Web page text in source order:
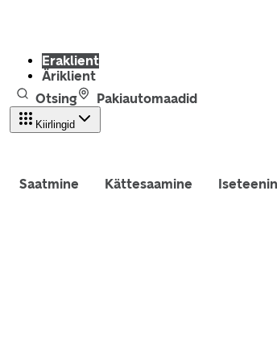
Eraklient
Äriklient
Otsing
Pakiautomaadid
Kiirlingid
Saatmine Kättesaamine